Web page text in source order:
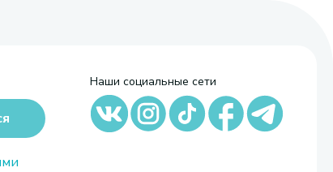
Наши социальные сети